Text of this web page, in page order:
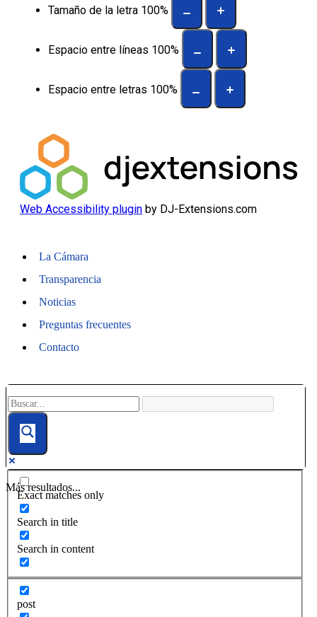
Tamaño de la letra 100%
Espacio entre líneas 100%
Espacio entre letras 100%
Web Accessibility plugin by DJ-Extensions.com
La Cámara
Transparencia
Noticias
Preguntas frecuentes
Contacto
Más resultados...
Exact matches only
Search in title
Search in content
post